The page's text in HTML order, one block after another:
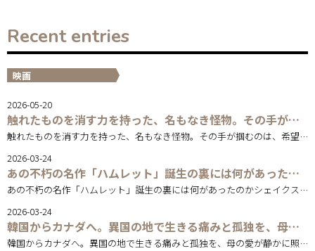
Recent entries
映画
2026-05-20
触れたものを消す力を持った、名もなき怪物。その手が掴むのは、希望か、絶望かー。原作・脚本・主演佐藤二朗。映画『名無し』は5月22日（金）より全国公開。
触れたものを消す力を持った、名もなき怪物。その手が掴むのは、希望か、絶望かー。
2026-03-24
あの不朽の名作「ハムレット」誕生の裏には何があったのか――シェイクスピア夫婦の”愛”と”悲劇”を描く知られざる物語『ハムネット』は4月10日（金）より全国公開
あの不朽の名作「ハムレット」誕生の裏には何があったのか――シェイクスピア夫婦の”愛”と”悲劇”を描く知られざる物語。
2026-03-24
韓国からカナダへ。異国の地で生きる痛みと孤独を、母の愛が静かに照らし出す――『Riceboy ライスボーイ』は4月3日(金)より全国順次公開。
韓国からカナダへ。異国の地で生きる痛みと孤独を、母の愛が静かに照らし出す――『Riceboy ライスボーイ』は4月3日(金)より全国順次公開。